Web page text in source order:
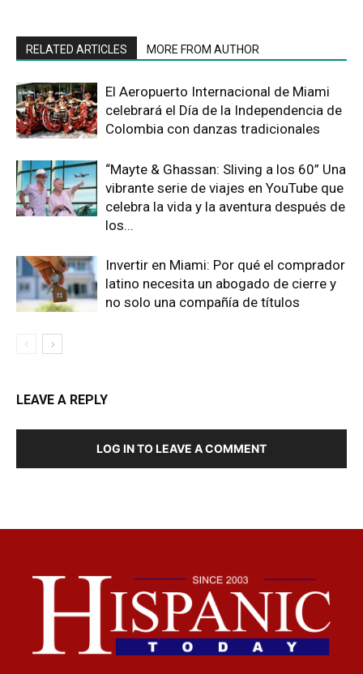
RELATED ARTICLES MORE FROM AUTHOR
El Aeropuerto Internacional de Miami
celebrará el Día de la Independencia de
Colombia con danzas tradicionales
“Mayte & Ghassan: Sliving a los 60” Una
vibrante serie de viajes en YouTube que
celebra la vida y la aventura después de
los...
Invertir en Miami: Por qué el comprador
latino necesita un abogado de cierre y
no solo una compañía de títulos
LEAVE A REPLY
LOG IN TO LEAVE A COMMENT